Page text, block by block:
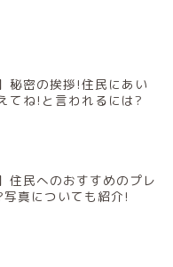
秘密の挨拶!住民にあい
てね!と言われるには?
住民へのおすすめのプレ
写真についても紹介!